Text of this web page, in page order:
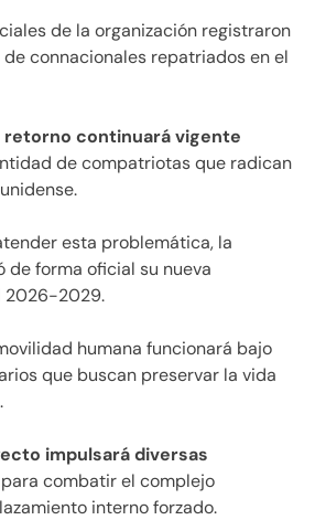
de la organización registraron
de connacionales repatriados en el
retorno continuará vigente
de compatriotas que radican
esta problemática, la
forma oficial su nueva
2026-2029.
humana funcionará bajo
que buscan preservar la vida
impulsará diversas
para combatir el complejo
interno forzado.